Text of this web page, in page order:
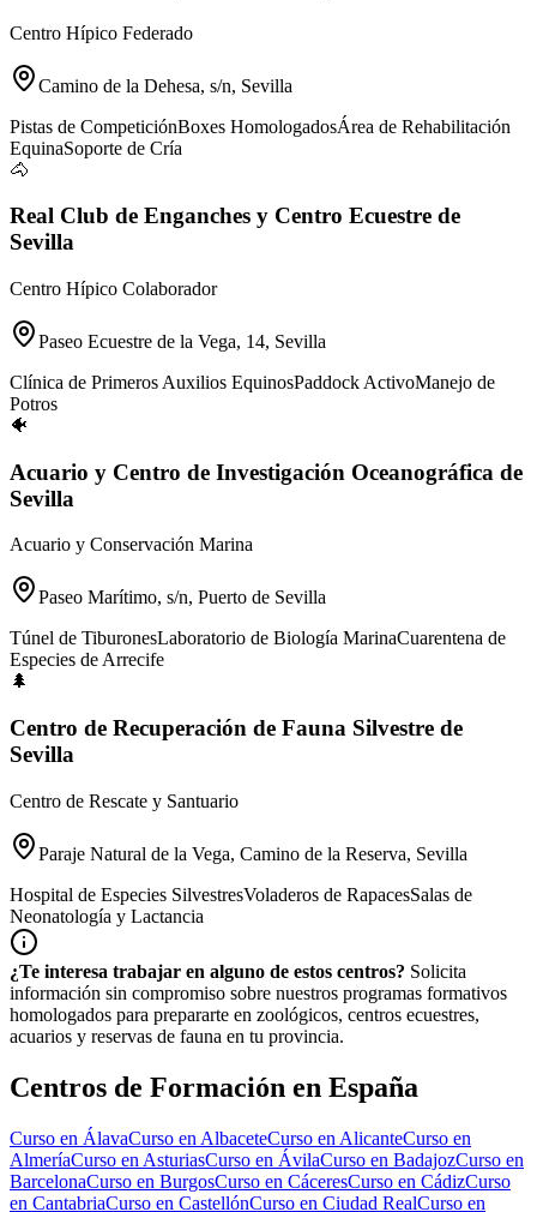
Centro Hípico Federado
Camino de la Dehesa, s/n, Sevilla
Pistas de CompeticiónBoxes HomologadosÁrea de Rehabilitación
EquinaSoporte de Cría
🐴
Real Club de Enganches y Centro Ecuestre de
Sevilla
Centro Hípico Colaborador
Paseo Ecuestre de la Vega, 14, Sevilla
Clínica de Primeros Auxilios EquinosPaddock ActivoManejo de
Potros
🐠
Acuario y Centro de Investigación Oceanográfica de
Sevilla
Acuario y Conservación Marina
Paseo Marítimo, s/n, Puerto de Sevilla
Túnel de TiburonesLaboratorio de Biología MarinaCuarentena de
Especies de Arrecife
🌲
Centro de Recuperación de Fauna Silvestre de
Sevilla
Centro de Rescate y Santuario
Paraje Natural de la Vega, Camino de la Reserva, Sevilla
Hospital de Especies SilvestresVoladeros de RapacesSalas de
Neonatología y Lactancia
¿Te interesa trabajar en alguno de estos centros? Solicita
información sin compromiso sobre nuestros programas formativos
homologados para prepararte en zoológicos, centros ecuestres,
acuarios y reservas de fauna en tu provincia.
Centros de Formación en España
Curso en ÁlavaCurso en AlbaceteCurso en AlicanteCurso en
AlmeríaCurso en AsturiasCurso en ÁvilaCurso en BadajozCurso en
BarcelonaCurso en BurgosCurso en CáceresCurso en CádizCurso
en CantabriaCurso en CastellónCurso en Ciudad RealCurso en